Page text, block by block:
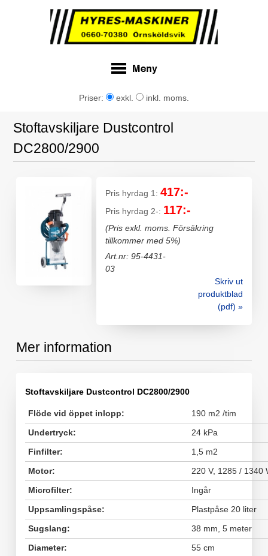
Priser: exkl. inkl. moms.
Stoftavskiljare Dustcontrol
DC2800/2900
Pris hyrdag 1:417:-
Pris hyrdag 2-: 117:-
(Pris exkl. moms. Försäkring
tillkommer med 5%)
Art.nr: 95-4431-
03
Skriv ut
produktblad
(pdf) »
Mer information
Stoftavskiljare Dustcontrol DC2800/2900
Flöde vid öppet inlopp: 190 m2 /tim
Undertryck:
24 kPa
Finfilter:
1,5 m2
Motor:
220 V, 1285 / 1340
Microfilter:
Ingår
Uppsamlingspåse:
Plastpåse 20 liter
Sugslang:
38 mm, 5 meter
Diameter:
55 cm